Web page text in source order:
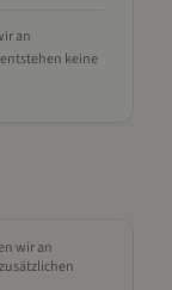
an
keine
wir an